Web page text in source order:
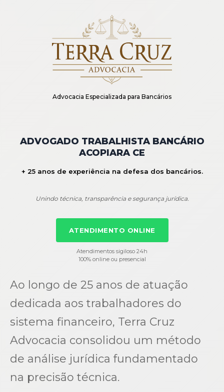
Advocacia Especializada para Bancários
ADVOGADO TRABALHISTA BANCÁRIO
ACOPIARA CE
+ 25 anos de experiência na defesa dos bancários.
Unindo técnica, transparência e segurança jurídica.
ATENDIMENTO ONLINE
Atendimentos sigiloso 24h
100% online ou presencial
Ao longo de 25 anos de atuação
dedicada aos trabalhadores do
sistema financeiro, Terra Cruz
Advocacia consolidou um método
de análise jurídica fundamentado
na precisão técnica.